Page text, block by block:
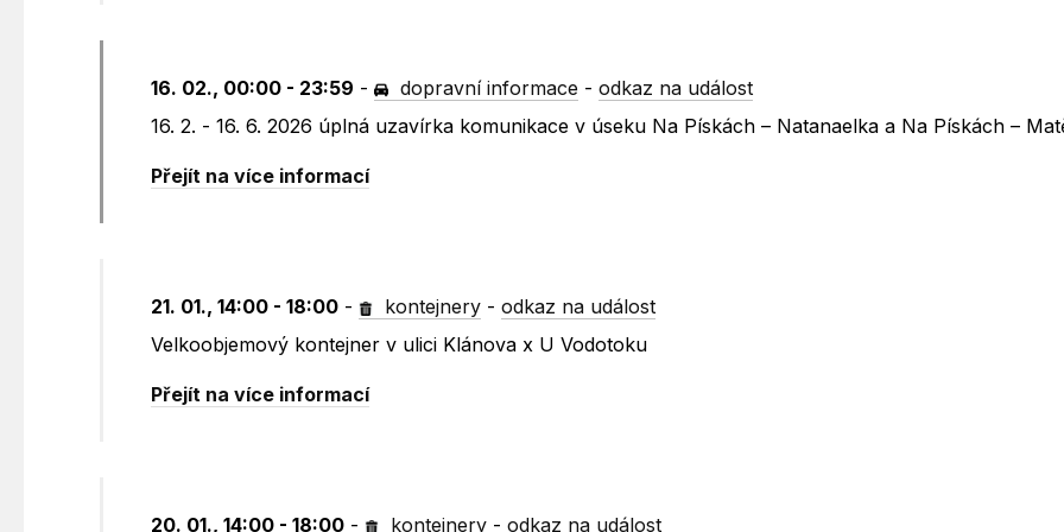
16. 02., 00:00 - 23:59 - dopravní informace -odkaz na událost
16. 2. - 16. 6. 2026 úplná uzavírka komunikace v úseku Na Pískách – Natanaelka a Na Pískách –
Přejít na více informací
21. 01., 14:00 - 18:00 - kontejnery -odkaz na událost
Velkoobjemový kontejner v ulici Klánova x U Vodotoku
Přejít na více informací
20. 01., 14:00 - 18:00 - kontejnery -odkaz na událost